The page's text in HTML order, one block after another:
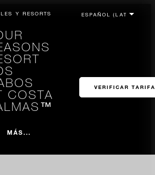
Y RESORTS
COSTA
MÁS...
VERIFICAR